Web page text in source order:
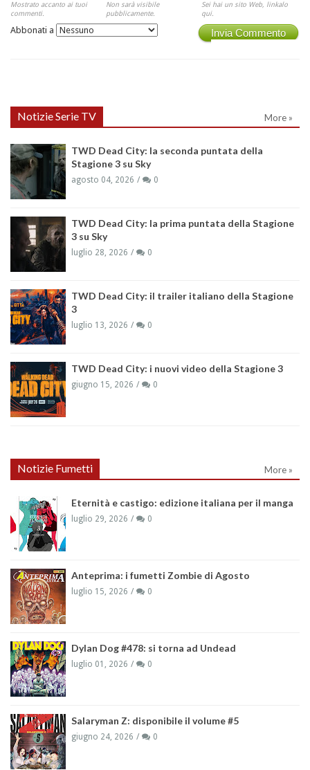
Mostrato accanto ai tuoi
commenti.
Non sarà visibile
pubblicamente.
Sei hai un sito Web, linkalo
qui.
Invia Commento
Abbonati a
Notizie Serie TV More »
TWD Dead City: la seconda puntata della
Stagione 3 su Sky
agosto 04, 2026 0
TWD Dead City: la prima puntata della Stagione
3 su Sky
luglio 28, 2026 0
TWD Dead City: il trailer italiano della Stagione
3
luglio 13, 2026 0
TWD Dead City: i nuovi video della Stagione 3
giugno 15, 2026 0
Notizie Fumetti More »
Eternità e castigo: edizione italiana per il manga
luglio 29, 2026 0
Anteprima: i fumetti Zombie di Agosto
luglio 15, 2026 0
Dylan Dog #478: si torna ad Undead
luglio 01, 2026 0
Salaryman Z: disponibile il volume #5
giugno 24, 2026 0